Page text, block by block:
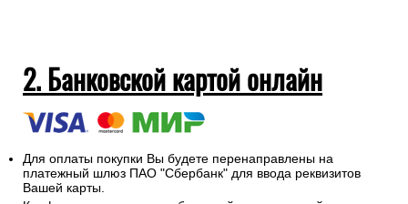
2. Банковской картой онлайн
Для оплаты покупки Вы будете перенаправлены на
платежный шлюз ПАО "Сбербанк" для ввода реквизитов
Вашей карты.